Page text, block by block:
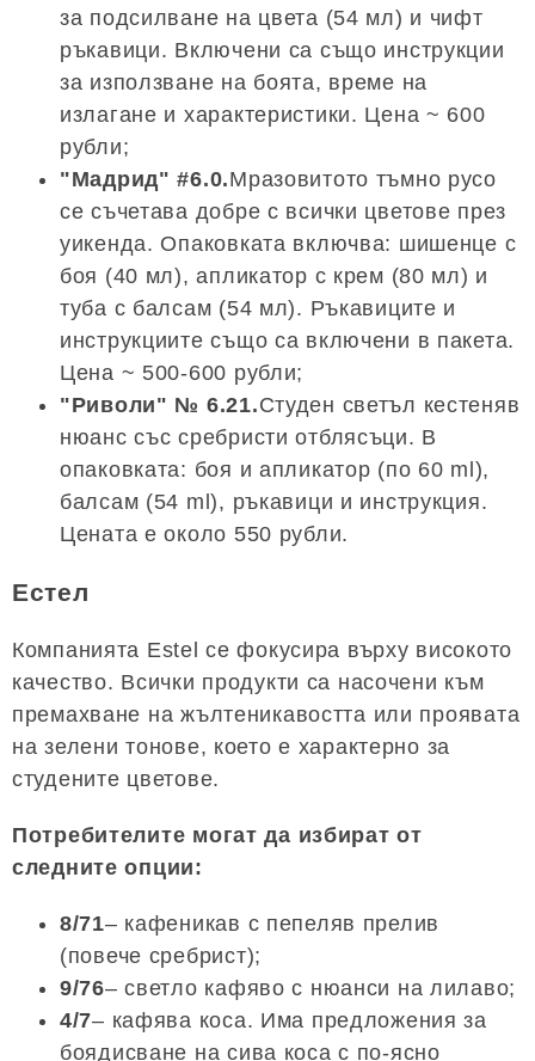
за подсилване на цвета (54 мл) и чифт
ръкавици. Включени са също инструкции
за използване на боята, време на
излагане и характеристики. Цена ~ 600
рубли;
"Мадрид" #6.0.Мразовитото тъмно русо
се съчетава добре с всички цветове през
уикенда. Опаковката включва: шишенце с
боя (40 мл), апликатор с крем (80 мл) и
туба с балсам (54 мл). Ръкавиците и
инструкциите също са включени в пакета.
Цена ~ 500-600 рубли;
"Риволи" № 6.21.Студен светъл кестеняв
нюанс със сребристи отблясъци. В
опаковката: боя и апликатор (по 60 ml),
балсам (54 ml), ръкавици и инструкция.
Цената е около 550 рубли.
Естел
Компанията Estel се фокусира върху високото
качество. Всички продукти са насочени към
премахване на жълтеникавостта или проявата
на зелени тонове, което е характерно за
студените цветове.
Потребителите могат да избират от
следните опции:
8/71– кафеникав с пепеляв прелив
(повече сребрист);
9/76– светло кафяво с нюанси на лилаво;
4/7– кафява коса. Има предложения за
боядисване на сива коса с по-ясно